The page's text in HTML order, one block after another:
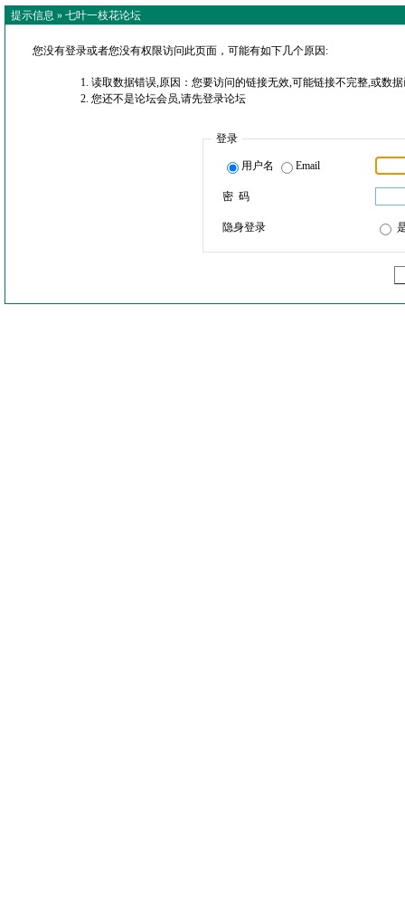
提示信息 » 七叶一枝花论坛
您没有登录或者您没有权限访问此页面，可能有如下几个原因:
读取数据错误,原因：您要访问的链接无效,可能链接不完整,或数
您还不是论坛会员,请先登录论坛
登录
用户名 Email
密 码
隐身登录